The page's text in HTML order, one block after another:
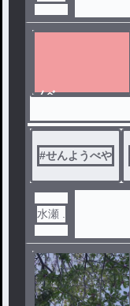
ノベ
#せんようべや
水瀬 .